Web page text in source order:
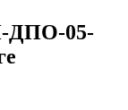
ДПО-05-